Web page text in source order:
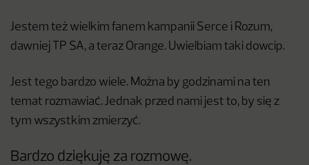
Jestem też wielkim fanem kampanii Serce i Rozum,
dawniej TP SA, a teraz Orange. Uwielbiam taki dowcip.
Jest tego bardzo wiele. Można by godzinami na ten
temat rozmawiać. Jednak przed nami jest to, by się z
tym wszystkim zmierzyć.
Bardzo dziękuję za rozmowę.